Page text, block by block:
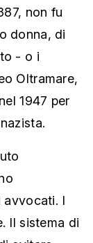
non fu
donna, di
- o i
Oltramare,
1947 per
avvocati. I
Il sistema di